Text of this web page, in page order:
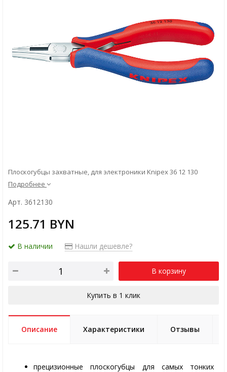
Плоскогубцы захватные, для электроники Knipex 36 12 130
Подробнее
Арт. 3612130
125.71 BYN
В наличии Нашли дешевле?
В корзину
Купить в 1 клик
Описание Характеристики Отзывы
прецизионные плоскогубцы для самых тонких